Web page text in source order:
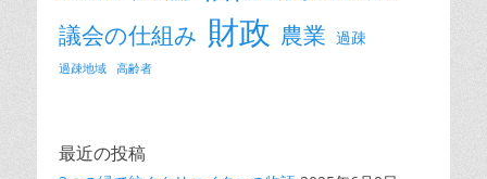
議会の仕組み 財政 農業 過疎
過疎地域 高齢者
最近の投稿